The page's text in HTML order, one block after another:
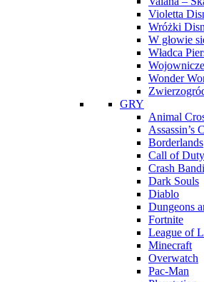
Violetta
Wróżki
W głowie
Władca
Wonder
GRY
Animal
Assassin’s
Borderlands
Call of Duty
Crash
Dark Souls
Diablo
Dungeons
Fortnite
League of
Minecraft
Overwatch
Pac-Man